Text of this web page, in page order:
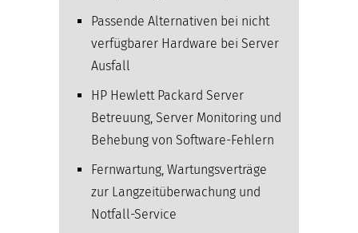
Passende Alternativen bei nicht
verfügbarer Hardware bei Server
Ausfall
HP Hewlett Packard Server
Betreuung, Server Monitoring und
Behebung von Software-Fehlern
Fernwartung, Wartungsverträge
zur Langzeitüberwachung und
Notfall-Service